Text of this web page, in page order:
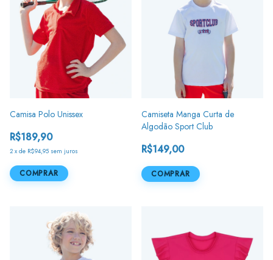
Camisa Polo Unissex
R$189,90
2 x de R$94,95 sem juros
COMPRAR
Camiseta Manga Curta de
Algodão Sport Club
R$149,00
COMPRAR